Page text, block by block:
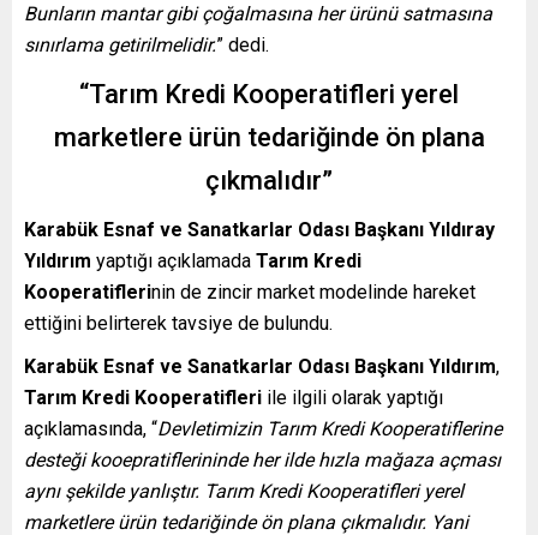
Bunların mantar gibi çoğalmasına her ürünü satmasına
sınırlama getirilmelidir.” dedi.
“Tarım Kredi Kooperatifleri yerel
marketlere ürün tedariğinde ön plana
çıkmalıdır”
Karabük Esnaf ve Sanatkarlar Odası Başkanı Yıldıray
Yıldırım yaptığı açıklamada Tarım Kredi
Kooperatiflerinin de zincir market modelinde hareket
ettiğini belirterek tavsiye de bulundu.
Karabük Esnaf ve Sanatkarlar Odası Başkanı Yıldırım,
Tarım Kredi Kooperatifleri ile ilgili olarak yaptığı
açıklamasında, “Devletimizin Tarım Kredi Kooperatiflerine
desteği kooepratiflerininde her ilde hızla mağaza açması
aynı şekilde yanlıştır. Tarım Kredi Kooperatifleri yerel
marketlere ürün tedariğinde ön plana çıkmalıdır. Yani